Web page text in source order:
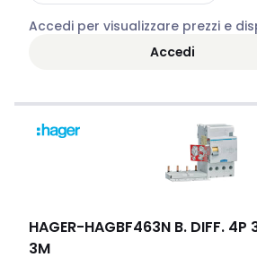
Accedi per visualizzare prezzi e
Accedi
HAGER-HAGBF463N B. DIFF.
3M